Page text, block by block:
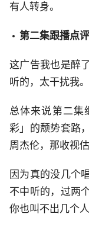
有人转身。
第二集跟播点评
这广告我也是醉
听的，太干扰我。
总体来说第二集
彩」的颓势套路
周杰伦，那收视
因为真的没几个
不中听的，过两
你也叫不出几个人